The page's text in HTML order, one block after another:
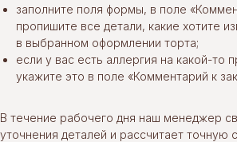
заполните поля формы, в поле
пропишите все детали, какие хотите
в выбранном оформлении торта;
если у вас есть аллергия на какой-то
укажите это в поле «Комментарий к
В течение рабочего дня наш менеджер
уточнения деталей и рассчитает точную